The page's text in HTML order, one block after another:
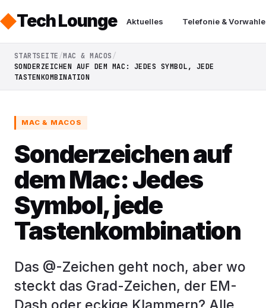
Tech Lounge Aktuelles Telefonie &
STARTSEITE MAC & MACOS
SONDERZEICHEN AUF DEM MAC: JEDES SYMBOL, JEDE
TASTENKOMBINATION
MAC & MACOS
Sonderzeichen auf
dem Mac: Jedes
Symbol, jede
Tastenkombination
Das @-Zeichen geht noch, aber wo
steckt das Grad-Zeichen, der EM-
Dash oder eckige Klammern? Alle